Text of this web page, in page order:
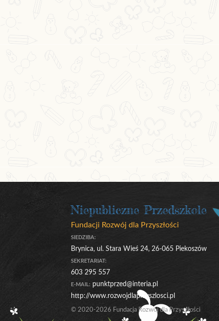
Niepubliczne Przedszkole
Fundacji Rozwój dla Przyszłości
SIEDZIBA:
Brynica, ul. Stara Wieś 24, 26-065 Piekoszów
SEKRETARIAT:
603 295 557
E-MAIL: punktprzed@interia.pl
http://www.rozwojdlaprzyszlosci.pl
© 2020-2026 Fundacja Rozwój dla Przyszłości